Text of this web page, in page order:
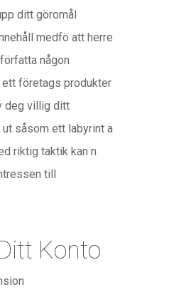
ditt göromål
medfö att herre
någon
företags produkter
deg villig ditt
såsom ett labyrint a
riktig taktik kan n
till
Konto